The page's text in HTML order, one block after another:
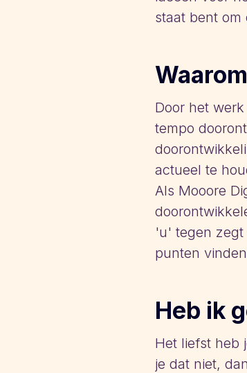
staat bent
Door het
tempo
actueel te
Als Mooore
'u' tegen zegt
punten
Heb ik
Het liefst heb
je dat niet,